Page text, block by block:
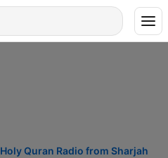
إذاعة القران الكريم من الشارقة Holy Quran Radio from Sharjah